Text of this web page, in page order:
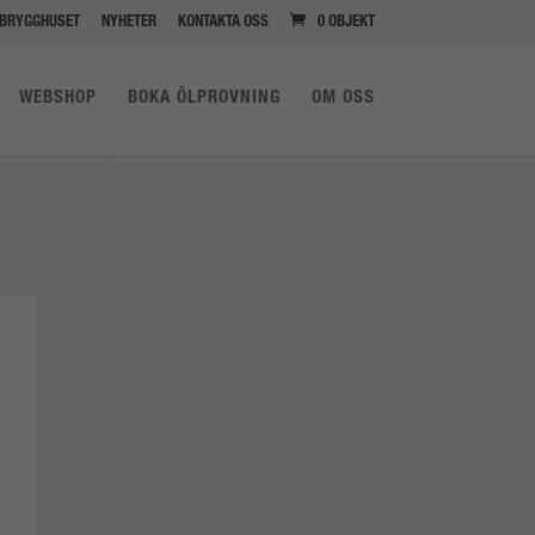
NYHETER KONTAKTA OSS 0 OBJEKT
WEBSHOP BOKA ÖLPROVNING OM OSS